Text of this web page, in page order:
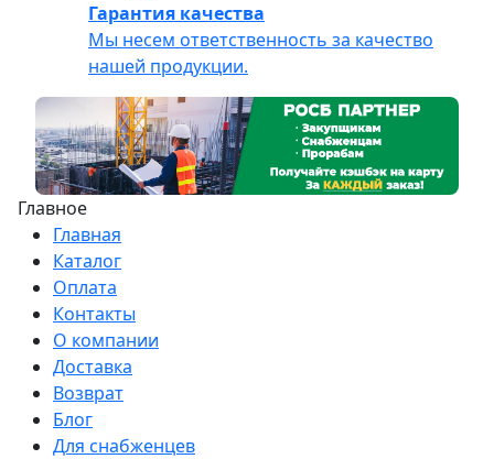
Гарантия качества
Мы несем ответственность за качество
нашей продукции.
Главное
Главная
Каталог
Оплата
Контакты
О компании
Доставка
Возврат
Блог
Для снабженцев